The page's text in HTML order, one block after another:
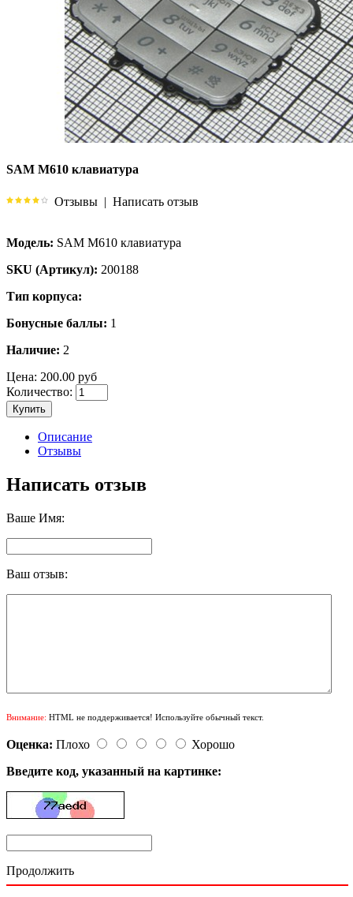
SAM M610 клавиатура
Отзывы | Написать отзыв
Модель: SAM M610 клавиатура
SKU (Артикул): 200188
Тип корпуса:
Бонусные баллы: 1
Наличие: 2
Цена: 200.00 руб
Количество:
Купить
Описание
Отзывы
Написать отзыв
Ваше Имя:
Ваш отзыв:
Внимание: HTML не поддерживается! Используйте обычный текст.
Оценка: Плохо
Хорошо
Введите код, указанный на картинке:
Продолжить